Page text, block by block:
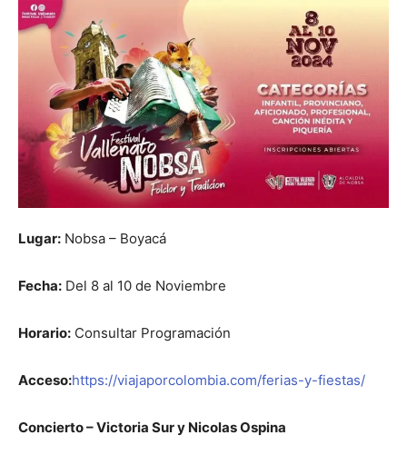
Lugar: Nobsa – Boyacá
Fecha: Del 8 al 10 de Noviembre
Horario: Consultar Programación
Acceso:https://viajaporcolombia.com/ferias-y-fiestas/
Concierto – Victoria Sur y Nicolas Ospina